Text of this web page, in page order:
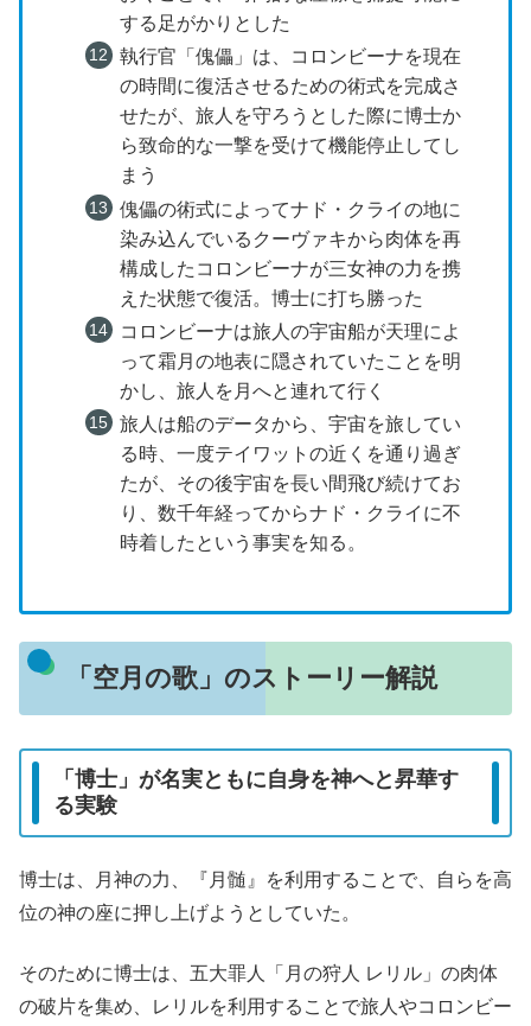
する足がかりとした
執行官「傀儡」は、コロンビーナを現在
の時間に復活させるための術式を完成さ
せたが、旅人を守ろうとした際に博士か
ら致命的な一撃を受けて機能停止してし
まう
傀儡の術式によってナド・クライの地に
染み込んでいるクーヴァキから肉体を再
構成したコロンビーナが三女神の力を携
えた状態で復活。博士に打ち勝った
コロンビーナは旅人の宇宙船が天理によ
って霜月の地表に隠されていたことを明
かし、旅人を月へと連れて行く
旅人は船のデータから、宇宙を旅してい
る時、一度テイワットの近くを通り過ぎ
たが、その後宇宙を長い間飛び続けてお
り、数千年経ってからナド・クライに不
時着したという事実を知る。
「空月の歌」のストーリー解説
「博士」が名実ともに自身を神へと昇華す
る実験
博士は、月神の力、『月髄』を利用することで、自らを高
位の神の座に押し上げようとしていた。
そのために博士は、五大罪人「月の狩人 レリル」の肉体
の破片を集め、レリルを利用することで旅人やコロンビー